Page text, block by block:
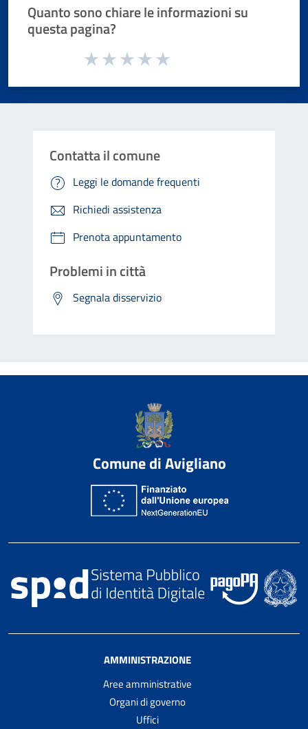
Quanto sono chiare le informazioni su
questa pagina?
Valuta da 1 a 5 stelle la pagina
Contatta il comune
Leggi le domande frequenti
Richiedi assistenza
Prenota appuntamento
Problemi in città
Segnala disservizio
Comune di Avigliano
AMMINISTRAZIONE
Aree amministrative
Organi di governo
Uffici